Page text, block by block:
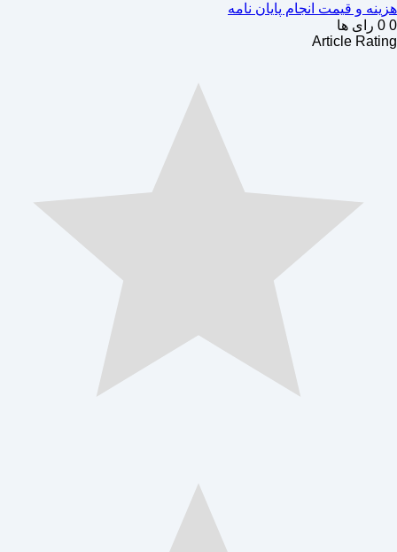
هزینه و قیمت انجام پایان نامه
0
0 رای ها
Article Rating